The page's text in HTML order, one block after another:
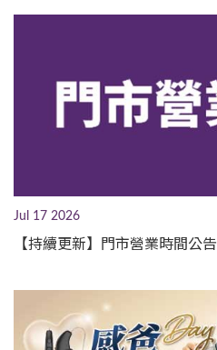
Jul 17 2026
【持續更新】門市營業時間公告